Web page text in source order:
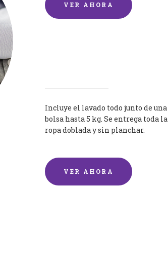
VER AHORA
Incluye el lavado todo junto de una
bolsa hasta 5 kg. Se entrega toda la
ropa doblada y sin planchar.
VER AHORA